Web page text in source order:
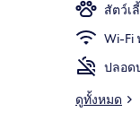
สัตว์เ
Wi-Fi
ปลอด
ดูทั้งหมด